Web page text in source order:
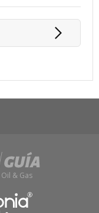
& Gas